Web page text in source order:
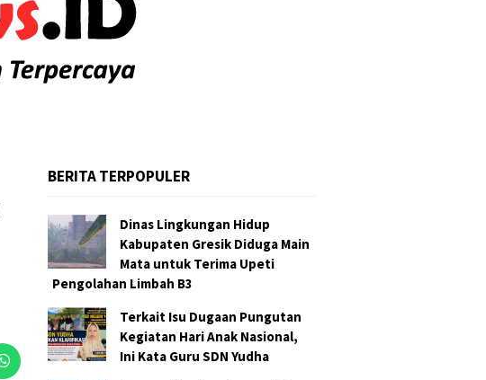
BERITA TERPOPULER
Dinas Lingkungan Hidup
Kabupaten Gresik Diduga Main
Mata untuk Terima Upeti
Pengolahan Limbah B3
Terkait Isu Dugaan Pungutan
Kegiatan Hari Anak Nasional,
Ini Kata Guru SDN Yudha